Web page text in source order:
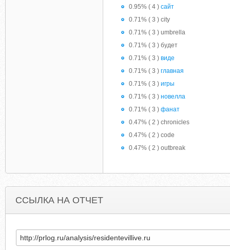
0.95% ( 4 ) сайт
0.71% ( 3 ) city
0.71% ( 3 ) umbrella
0.71% ( 3 ) будет
0.71% ( 3 ) виде
0.71% ( 3 ) главная
0.71% ( 3 ) игры
0.71% ( 3 ) новелла
0.71% ( 3 ) фанат
0.47% ( 2 ) chronicles
0.47% ( 2 ) code
0.47% ( 2 ) outbreak
ССЫЛКА НА ОТЧЕТ